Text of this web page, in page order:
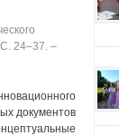
24‒37. ‒
документов